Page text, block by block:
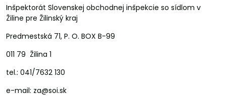
Inšpektorát Slovenskej obchodnej inšpekcie so sídlom v
Žiline pre Žilinský kraj
Predmestská 71, P. O. BOX B-99
011 79 Žilina 1
tel.: 041/7632 130
e-mail: za@soi.sk